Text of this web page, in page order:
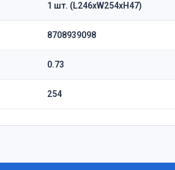
1 шт. (L246xW254xH47)
8708939098
0.73
254